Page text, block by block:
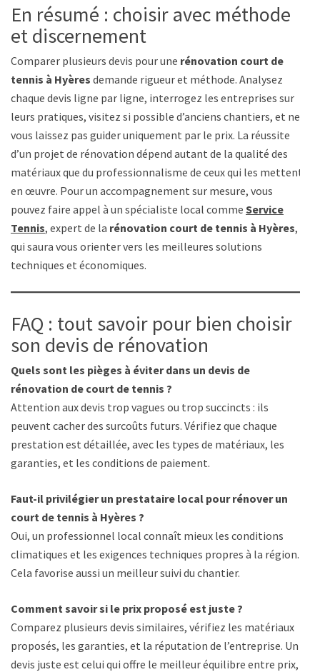
En résumé : choisir avec méthode
et discernement
Comparer plusieurs devis pour une rénovation court de
tennis à Hyères demande rigueur et méthode. Analysez
chaque devis ligne par ligne, interrogez les entreprises sur
leurs pratiques, visitez si possible d’anciens chantiers, et ne
vous laissez pas guider uniquement par le prix. La réussite
d’un projet de rénovation dépend autant de la qualité des
matériaux que du professionnalisme de ceux qui les mettent
en œuvre. Pour un accompagnement sur mesure, vous
pouvez faire appel à un spécialiste local comme Service
Tennis, expert de la rénovation court de tennis à Hyères,
qui saura vous orienter vers les meilleures solutions
techniques et économiques.
FAQ : tout savoir pour bien choisir
son devis de rénovation
Quels sont les pièges à éviter dans un devis de
rénovation de court de tennis ?
Attention aux devis trop vagues ou trop succincts : ils
peuvent cacher des surcoûts futurs. Vérifiez que chaque
prestation est détaillée, avec les types de matériaux, les
garanties, et les conditions de paiement.
Faut-il privilégier un prestataire local pour rénover un
court de tennis à Hyères ?
Oui, un professionnel local connaît mieux les conditions
climatiques et les exigences techniques propres à la région.
Cela favorise aussi un meilleur suivi du chantier.
Comment savoir si le prix proposé est juste ?
Comparez plusieurs devis similaires, vérifiez les matériaux
proposés, les garanties, et la réputation de l’entreprise. Un
devis juste est celui qui offre le meilleur équilibre entre prix,